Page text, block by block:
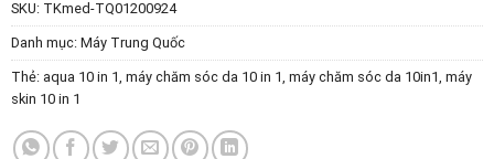
SKU: TKmed-TQ01200924
Danh mục: Máy Trung Quốc
Thẻ: aqua 10 in 1, máy chăm sóc da 10 in 1, máy chăm sóc da 10in1, máy
skin 10 in 1